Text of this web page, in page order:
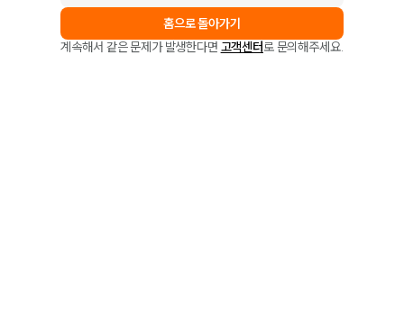
홈으로 돌아가기
계속해서 같은 문제가 발생한다면 고객센터로 문의해주세요.